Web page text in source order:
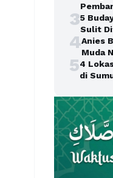
35
Sulit
4Anies
Muda
54
di